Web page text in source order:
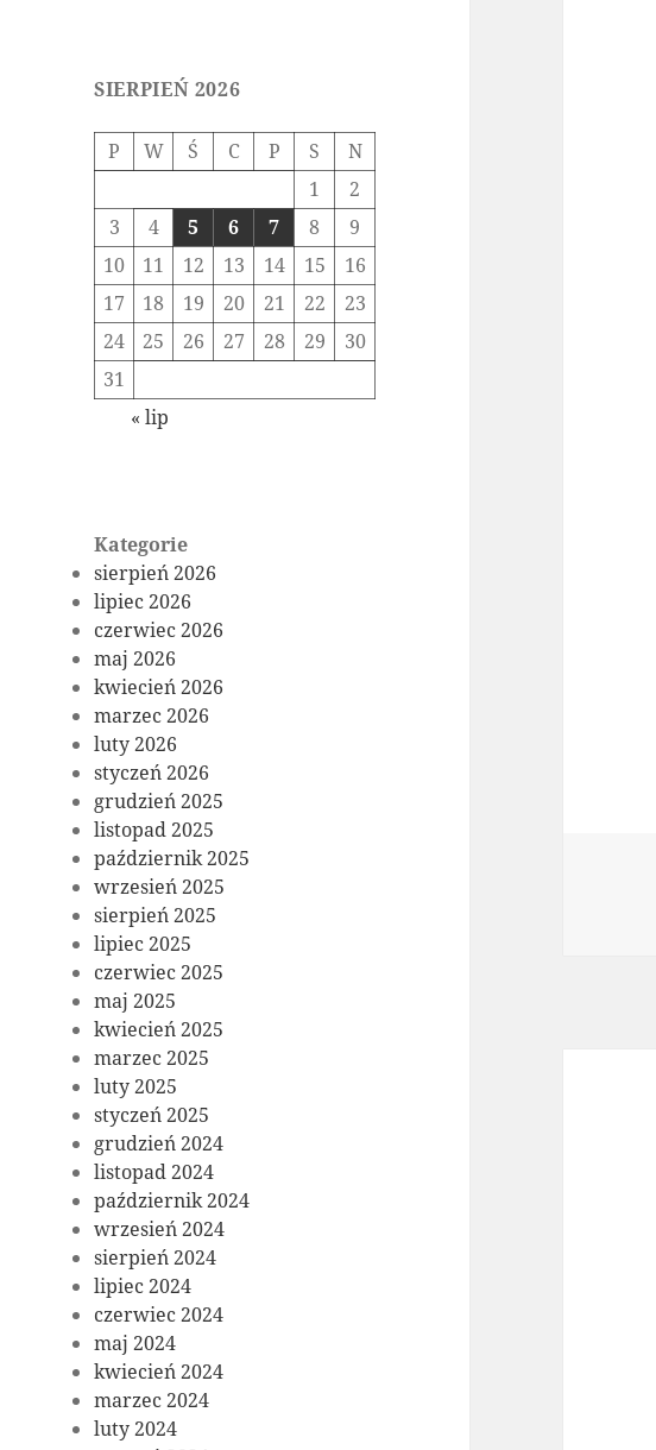
SIERPIEŃ 2026
P W Ś C P S
N
1
2
3
4 5 6 7 8
9
10
11 12 13 14 15
16
17
18 19 20 21 22
23
24
25 26 27 28 29
30
31
« lip
Kategorie
sierpień 2026
lipiec 2026
czerwiec 2026
maj 2026
kwiecień 2026
marzec 2026
luty 2026
styczeń 2026
grudzień 2025
listopad 2025
październik 2025
wrzesień 2025
sierpień 2025
lipiec 2025
czerwiec 2025
maj 2025
kwiecień 2025
marzec 2025
luty 2025
styczeń 2025
grudzień 2024
listopad 2024
październik 2024
wrzesień 2024
sierpień 2024
lipiec 2024
czerwiec 2024
maj 2024
kwiecień 2024
marzec 2024
luty 2024